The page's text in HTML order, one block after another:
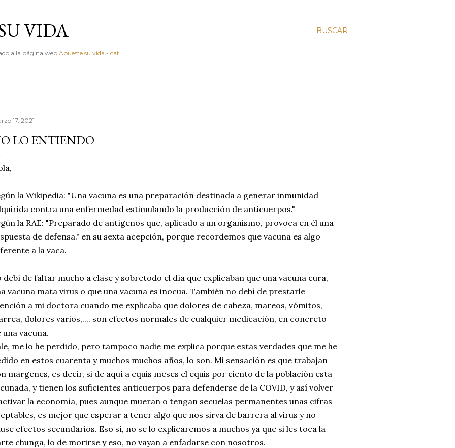
BUSCAR
VIDA
a la página web Apueste su vida - cat
17, 2021
LO ENTIENDO
la Wikipedia: "Una vacuna es una preparación destinada a generar inmunidad
contra una enfermedad estimulando la producción de anticuerpos."
la RAE: "Preparado de antígenos que, aplicado a un organismo, provoca en él una
de defensa." en su sexta acepción, porque recordemos que vacuna es algo
a la vaca.
debí de faltar mucho a clase y sobretodo el día que explicaban que una vacuna cura,
vacuna mata virus o que una vacuna es inocua. También no debí de prestarle
a mi doctora cuando me explicaba que dolores de cabeza, mareos, vómitos,
dolores varios,.... son efectos normales de cualquier medicación, en concreto
una vacuna.
me lo he perdido, pero tampoco nadie me explica porque estas verdades que me he
en estos cuarenta y muchos muchos años, lo son. Mi sensación es que trabajan
margenes, es decir, si de aquí a equis meses el equis por ciento de la población esta
y tienen los suficientes anticuerpos para defenderse de la COVID, y así volver
la economía, pues aunque mueran o tengan secuelas permanentes unas cifras
es mejor que esperar a tener algo que nos sirva de barrera al virus y no
efectos secundarios. Eso sí, no se lo explicaremos a muchos ya que si les toca la
chunga, lo de morirse y eso, no vayan a enfadarse con nosotros.